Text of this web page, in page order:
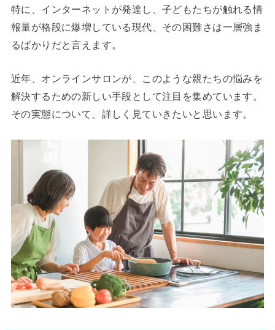
特に、インターネットが発達し、子どもたちが触れる情
報量が格段に爆増している現代、その困難さは一層強ま
るばかりだと言えます。
近年、オンラインサロンが、このような親たちの悩みを
解決するための新しい手段として注目を集めています。
その実態について、詳しく見ていきたいと思います。